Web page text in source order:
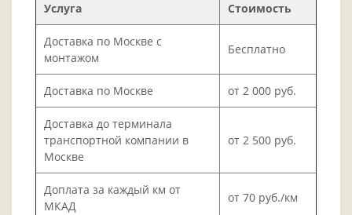
Услуга Стоимость
Доставка по Москве с
монтажом
Бесплатно
Доставка по Москве от 2 000 руб.
Доставка до терминала
транспортной компании в
Москве
от 2 500 руб.
Доплата за каждый км от
МКАД
от 70 руб./км